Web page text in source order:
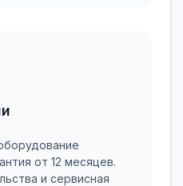
от 12 месяцев.
и сервисная